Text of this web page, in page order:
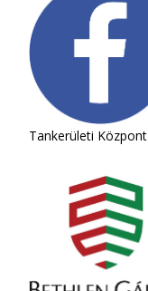
Tankerületi Központ